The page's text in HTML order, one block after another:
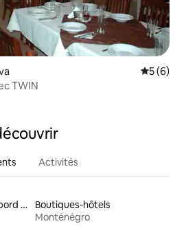
5 (6)
TWIN
Activités
Maisons en location en bord de mer
Boutiques-hôtels
Monténégro